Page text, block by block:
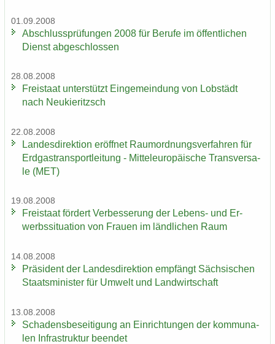
01.09.2008
Ab­schluss­prü­fun­gen 2008 für Be­ru­fe im öf­fent­li­chen
Dienst ab­ge­schlos­sen
28.08.2008
Frei­staat un­ter­stützt Ein­ge­mein­dung von Lob­städt
nach Neu­kie­ritzsch
22.08.2008
Lan­des­di­rek­ti­on er­öff­net Raum­ord­nungs­ver­fah­ren für
Erd­gas­trans­port­lei­tung - Mit­tel­eu­ro­päi­sche Trans­ver­sa­
le (MET)
19.08.2008
Frei­staat för­dert Ver­bes­se­rung der Lebens-​ und Er­
werbs­si­tua­ti­on von Frau­en im länd­li­chen Raum
14.08.2008
Prä­si­dent der Lan­des­di­rek­ti­on emp­fängt Säch­si­schen
Staats­mi­nis­ter für Um­welt und Land­wirt­schaft
13.08.2008
Scha­dens­be­sei­ti­gung an Ein­rich­tun­gen der kom­mu­na­
len In­fra­struk­tur be­en­det